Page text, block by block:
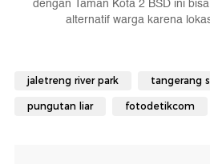
dengan Taman Kota 2 BSD ini
alternatif warga karena
jaletreng river park tangerang
pungutan liar fotodetikcom